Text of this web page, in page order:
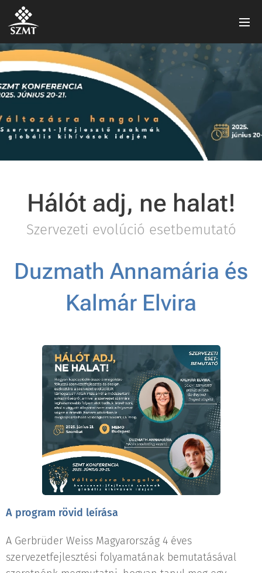
Hálót adj, ne halat!
Szervezeti evolúció esetbemutató
Duzmath Annamária és
Kalmár Elvira
A program rövid leírása
A Gerbrüder Weiss Magyarország 4 éves
szervezetfejlesztési folyamatának bemutatásával